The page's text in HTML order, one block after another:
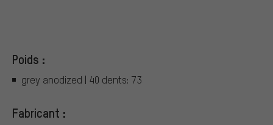
Poids :
grey anodized | 40 dents: 73
Fabricant :